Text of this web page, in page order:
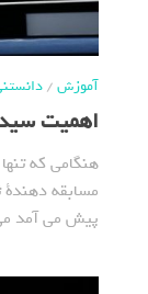
آموزش/دانستنی
اهمیت
هنگامی که
مسابقه دهندة
پیش می آمد می